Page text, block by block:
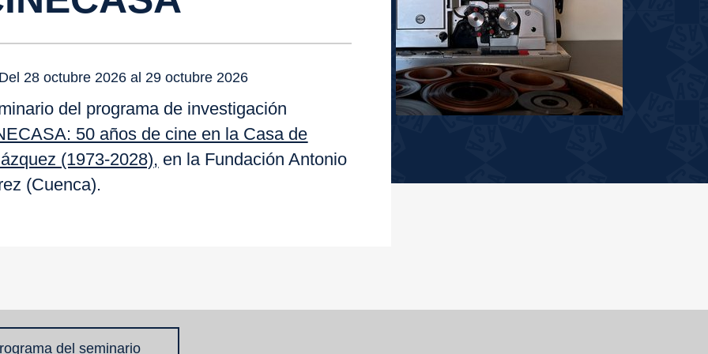
Del 28 octubre 2026 al 29 octubre 2026
del programa de investigación
50 años de cine en la Casa de
(1973-2028), en la Fundación Antonio
(Cuenca).
del seminario